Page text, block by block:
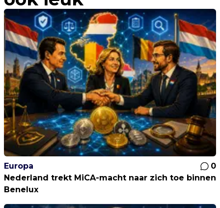
Europa
0
Nederland trekt MiCA-macht naar zich toe binnen
Benelux